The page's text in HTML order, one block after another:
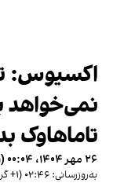
اکسیوس:
نمی‌خواهد
تاماهاوک
۲۶ مهر ۱۴۰۴، ۰۰:۰۴ (‎+۱ گرینویچ)
به‌روزرسانی: ۰۲:۴۶ (‎+۱ گرینویچ)